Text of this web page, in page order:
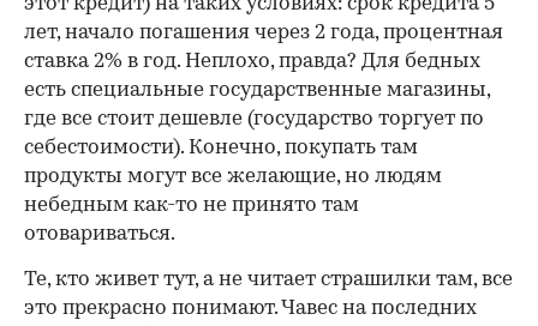
этот кредит) на таких условиях: срок кредита 5
лет, начало погашения через 2 года, процентная
ставка 2% в год. Неплохо, правда? Для бедных
есть специальные государственные магазины,
где все стоит дешевле (государство торгует по
себестоимости). Конечно, покупать там
продукты могут все желающие, но людям
небедным как-то не принято там
отовариваться.
Те, кто живет тут, а не читает страшилки там, все
это прекрасно понимают. Чавес на последних